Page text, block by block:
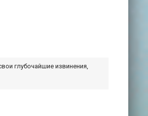
глубочайшие извинения,